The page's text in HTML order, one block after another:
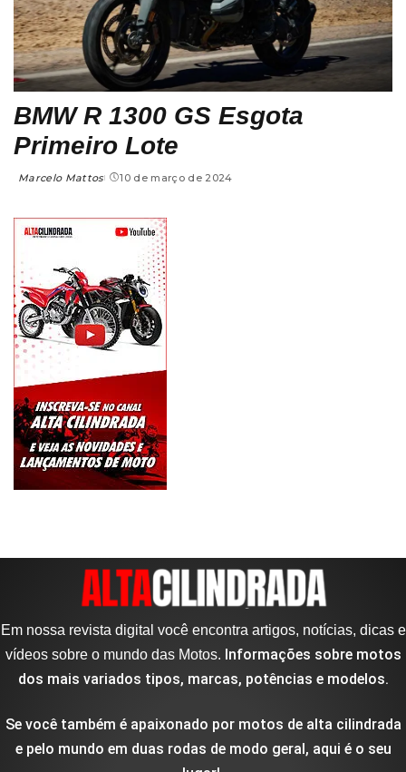
BMW R 1300 GS Esgota
Primeiro Lote
Marcelo Mattos 10 de março de 2024
Em nossa revista digital você encontra artigos, notícias, dicas e
vídeos sobre o mundo das Motos. Informações sobre motos
dos mais variados tipos, marcas, potências e modelos.
Se você também é apaixonado por motos de alta cilindrada
e pelo mundo em duas rodas de modo geral, aqui é o seu